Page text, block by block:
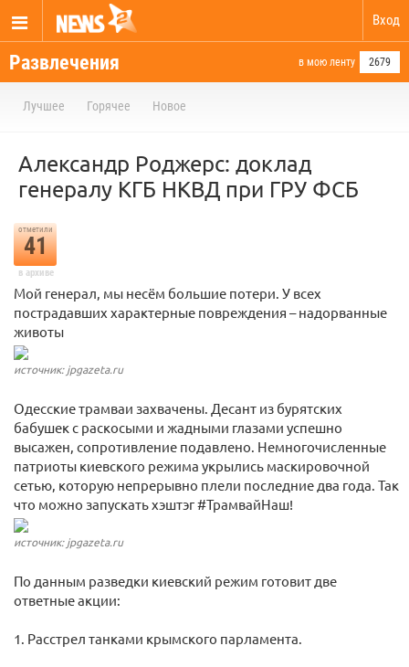
Вход
Развлечения в мою ленту 2679
Лучшее Горячее Новое
Александр Роджерс: доклад
генералу КГБ НКВД при ГРУ ФСБ
отметили
41
в архиве
Мой генерал, мы несём большие потери. У всех
пострадавших характерные повреждения – надорванные
животы
источник: jpgazeta.ru
Одесские трамваи захвачены. Десант из бурятских
бабушек с раскосыми и жадными глазами успешно
высажен, сопротивление подавлено. Немногочисленные
патриоты киевского режима укрылись маскировочной
сетью, которую непрерывно плели последние два года. Так
что можно запускать хэштэг #ТрамвайНаш!
источник: jpgazeta.ru
По данным разведки киевский режим готовит две
ответные акции:
1. Расстрел танками крымского парламента.